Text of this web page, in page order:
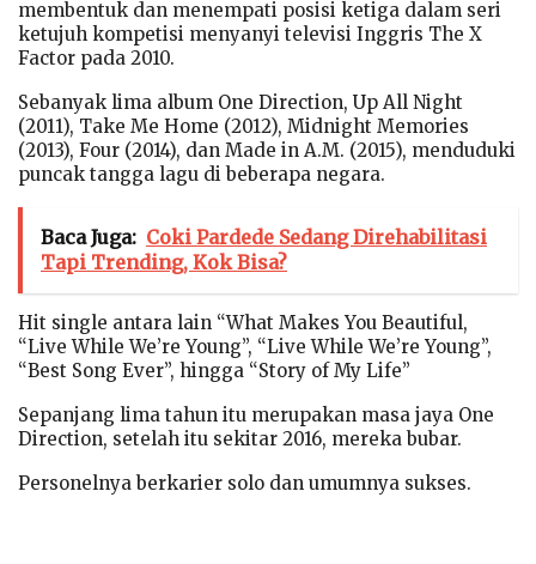
membentuk dan menempati posisi ketiga dalam seri
ketujuh kompetisi menyanyi televisi Inggris The X
Factor pada 2010.
Sebanyak lima album One Direction, Up All Night
(2011), Take Me Home (2012), Midnight Memories
(2013), Four (2014), dan Made in A.M. (2015), menduduki
puncak tangga lagu di beberapa negara.
Baca Juga: Coki Pardede Sedang Direhabilitasi
Tapi Trending, Kok Bisa?
Hit single antara lain “What Makes You Beautiful,
“Live While We’re Young”, “Live While We’re Young”,
“Best Song Ever”, hingga “Story of My Life”
Sepanjang lima tahun itu merupakan masa jaya One
Direction, setelah itu sekitar 2016, mereka bubar.
Personelnya berkarier solo dan umumnya sukses.